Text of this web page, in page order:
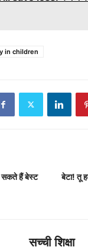
in children
सकते हैं बेस्ट
बेटा! तू
सच्ची शिक्षा